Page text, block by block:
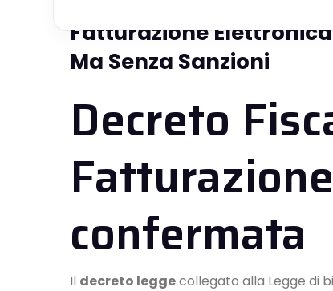
Fatturazione
Ma Senza Sanzioni
Decreto
confermata
Il decreto leggecollegato alla Legge di